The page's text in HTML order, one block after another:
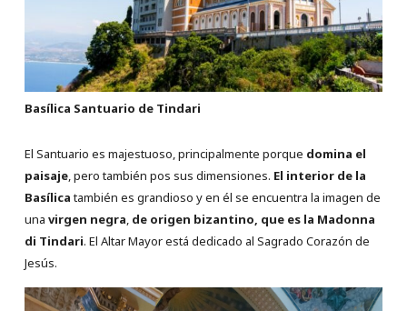
Basílica Santuario de Tindari
El Santuario es majestuoso, principalmente porque domina el
paisaje, pero también pos sus dimensiones. El interior de la
Basílicatambién es grandioso y en él se encuentra la imagen de
una virgen negra, de origen bizantino, que es la Madonna
di Tindari. El Altar Mayor está dedicado al Sagrado Corazón de
Jesús.